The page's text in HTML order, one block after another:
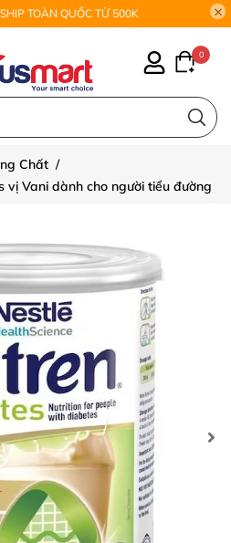
TOÀN QUỐC TỪ 500K
0
Chất /
vị Vani dành cho người tiểu đường